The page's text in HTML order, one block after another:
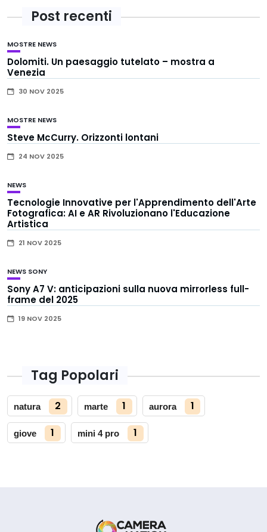
Post recenti
MOSTRE NEWS
Dolomiti. Un paesaggio tutelato – mostra a
Venezia
30 NOV 2025
MOSTRE NEWS
Steve McCurry. Orizzonti lontani
24 NOV 2025
NEWS
Tecnologie Innovative per l'Apprendimento dell'Arte
Fotografica: AI e AR Rivoluzionano l'Educazione
Artistica
21 NOV 2025
NEWS SONY
Sony A7 V: anticipazioni sulla nuova mirrorless full-
frame del 2025
19 NOV 2025
Tag Popolari
natura 2 marte 1 aurora 1
giove 1 mini 4 pro 1